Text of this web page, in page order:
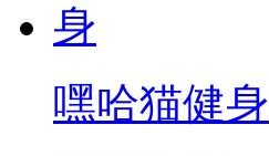
嘿哈猫健身